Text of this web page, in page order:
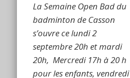
La Semaine Open Bad du
badminton de Casson
s’ouvre ce lundi 2
septembre 20h et mardi
20h, Mercredi 17h à 20 h
pour les enfants, vendredi